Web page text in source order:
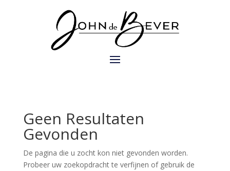
Geen Resultaten
Gevonden
De pagina die u zocht kon niet gevonden worden.
Probeer uw zoekopdracht te verfijnen of gebruik de